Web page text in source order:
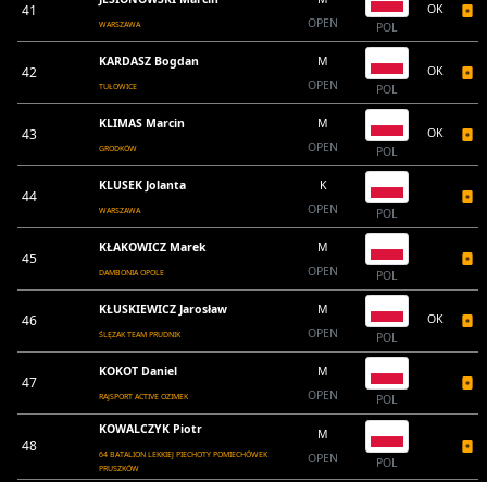
41
WARSZAWA
OPEN
POL
OK
42
KARDASZ Bogdan
TUŁOWICE
M
OPEN
POL
OK
43
KLIMAS Marcin
GRODKÓW
M
OPEN
POL
OK
44
KLUSEK Jolanta
WARSZAWA
K
OPEN
POL
45
KŁAKOWICZ Marek
DAMBONIA OPOLE
M
OPEN
POL
46
KŁUSKIEWICZ Jarosław
ŚLĘZAK TEAM PRUDNIK
M
OPEN
POL
OK
47
KOKOT Daniel
RAJSPORT ACTIVE OZIMEK
M
OPEN
POL
48
KOWALCZYK Piotr
64 BATALION LEKKIEJ PIECHOTY POMIECHÓWEK
PRUSZKÓW
M
OPEN
POL